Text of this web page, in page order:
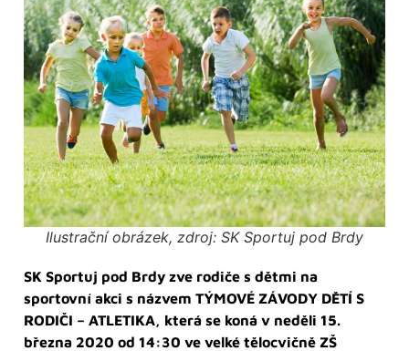
Ilustrační obrázek, zdroj: SK Sportuj pod Brdy
SK Sportuj pod Brdy zve rodiče s dětmi na
sportovní akci s názvem TÝMOVÉ ZÁVODY DĚTÍ S
RODIČI – ATLETIKA, která se koná v neděli 15.
března 2020 od 14:30 ve velké tělocvičně ZŠ